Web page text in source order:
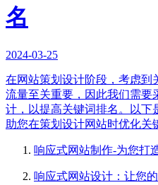
名
2024-03-25
在网站策划设计阶段，考虑到
流量至关重要，因此我们需要
计，以提高关键词排名。以下
助您在策划设计网站时优化关
响应式网站制作-为您打
响应式网站设计：让您